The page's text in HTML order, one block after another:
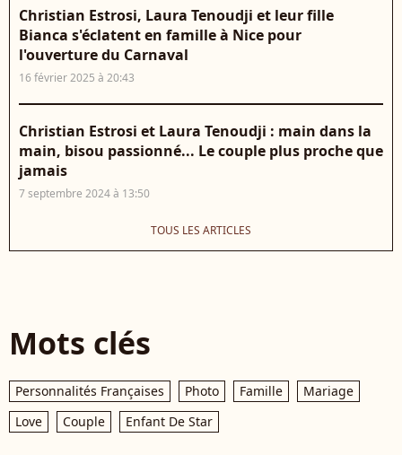
Christian Estrosi, Laura Tenoudji et leur fille
Bianca s'éclatent en famille à Nice pour
l'ouverture du Carnaval
16 février 2025 à 20:43
Christian Estrosi et Laura Tenoudji : main dans la
main, bisou passionné... Le couple plus proche que
jamais
7 septembre 2024 à 13:50
TOUS LES ARTICLES
Mots clés
Personnalités Françaises Photo Famille
Mariage
Love
Couple Enfant De Star